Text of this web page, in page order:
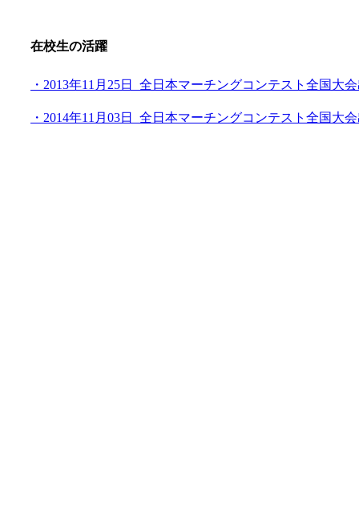
在校生の活躍
・2013年11月25日_全日本マーチングコンテスト全国大
・2014年11月03日_全日本マーチングコンテスト全国大